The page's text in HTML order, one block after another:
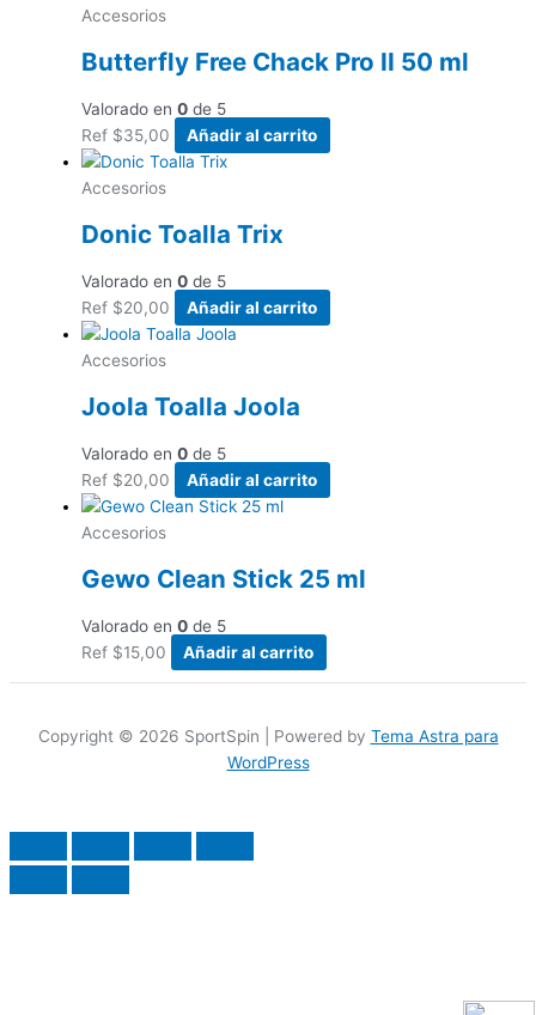
Accesorios
Butterfly Free Chack Pro II 50 ml
Valorado en 0 de 5
Ref $35,00 Añadir al carrito
Accesorios
Donic Toalla Trix
Valorado en 0 de 5
Ref $20,00 Añadir al carrito
Accesorios
Joola Toalla Joola
Valorado en 0 de 5
Ref $20,00 Añadir al carrito
Accesorios
Gewo Clean Stick 25 ml
Valorado en 0 de 5
Ref $15,00 Añadir al carrito
Copyright © 2026 SportSpin | Powered by Tema Astra para
WordPress